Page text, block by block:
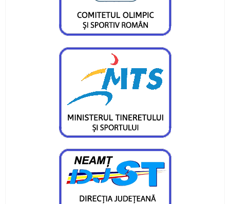
premiati la Targu-Mures
CS Ceahlaul are cinci luptatori pietreni calificati
pentru finala CN si Cupa Romaniei
Sperante la noi medalii pentru canotorii CS
Ceahlaul - LPS Piatra Neamt
Noi medalii pentru atletii CS Ceahlaul in
concursurile nationale
Cupa Romaniei
Alte sperante la medalii, dar cu juniori